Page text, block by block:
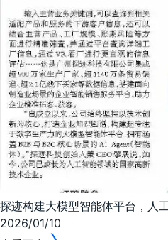
探迹构建大模型智能体平台，人
2026/01/10